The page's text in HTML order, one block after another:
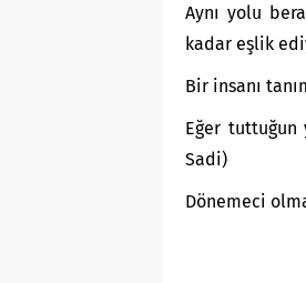
Aynı yolu
kadar eşlik
Bir insanı
Eğer tuttuğun
Sadi)
Dönemeci